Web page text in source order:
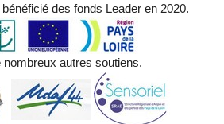
des fonds Leader en 2020.
nombreux autres soutiens.